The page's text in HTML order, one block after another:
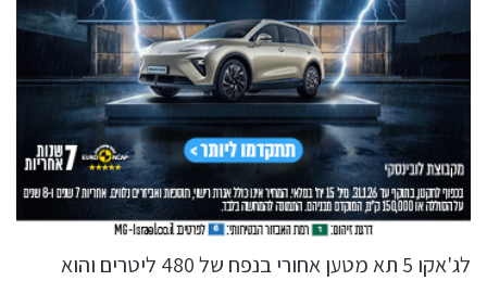
לג'אקו 5 תא מטען אחורי בנפח של 480 ליטרים והוא